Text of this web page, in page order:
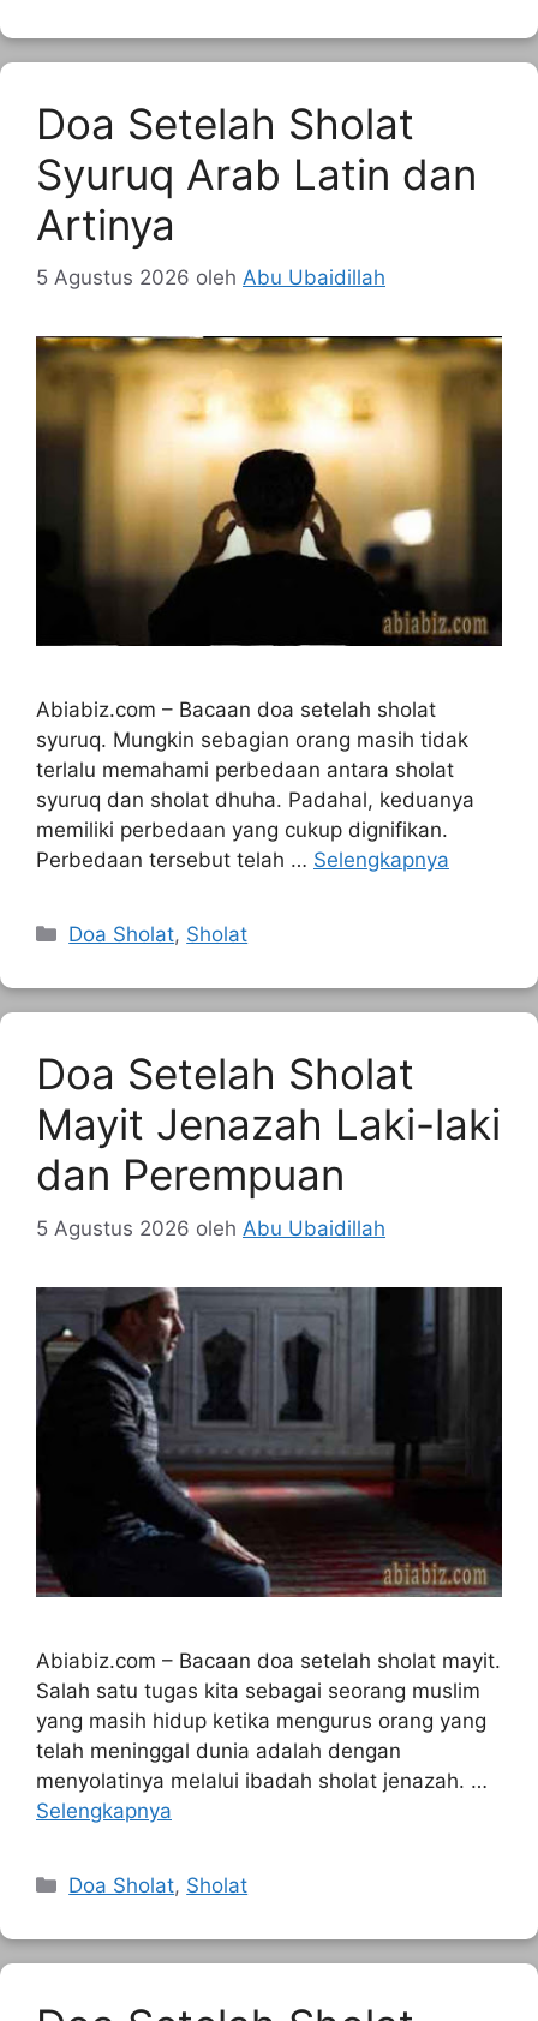
Doa Setelah Sholat
Syuruq Arab Latin dan
Artinya
5 Agustus 2026 oleh Abu Ubaidillah
Abiabiz.com – Bacaan doa setelah sholat
syuruq. Mungkin sebagian orang masih tidak
terlalu memahami perbedaan antara sholat
syuruq dan sholat dhuha. Padahal, keduanya
memiliki perbedaan yang cukup dignifikan.
Perbedaan tersebut telah … Selengkapnya
Kategori
Doa Sholat, Sholat
Doa Setelah Sholat
Mayit Jenazah Laki-laki
dan Perempuan
5 Agustus 2026 oleh Abu Ubaidillah
Abiabiz.com – Bacaan doa setelah sholat mayit.
Salah satu tugas kita sebagai seorang muslim
yang masih hidup ketika mengurus orang yang
telah meninggal dunia adalah dengan
menyolatinya melalui ibadah sholat jenazah. …
Selengkapnya
Kategori
Doa Sholat, Sholat